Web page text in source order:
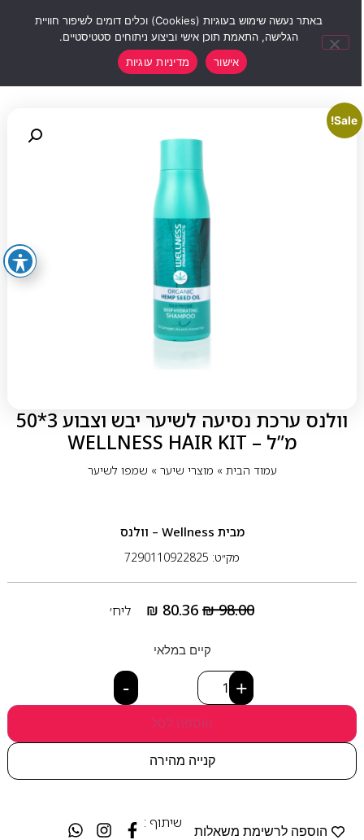
Sale!
וולנס ערכת נסיעה לשיער יבש וצבוע 3*50
מ”ל – WELLNESS HAIR KIT
עמוד הבית» מוצרי שיער» שמפו לשיער
מבית Wellness – וולנס
מק״ט: 7290110922825
₪98.00
₪ 80.36 ליח׳
קיים במלאי
- +
הוספה לסל
קנייה מהירה
הוספה לרשימת משאלות
שיתוף :
באתר נעשה שימוש בעוגיות (Cookies) וכלים דומים לשיפור חוויית
הגלישה, התאמת תוכן אישי וביצוע ניתוחים סטטיסטיים.
אישור
מדיניות עוגיות